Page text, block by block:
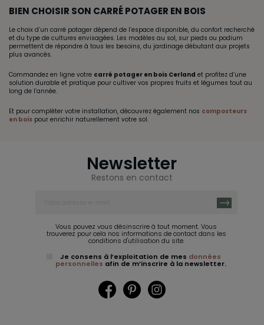
BIEN CHOISIR SON CARRÉ POTAGER EN BOIS
Le choix d’un carré potager dépend de l’espace disponible, du confort recherché
et du type de cultures envisagées. Les modèles au sol, sur pieds ou podium
permettent de répondre à tous les besoins, du jardinage débutant aux projets
plus avancés.
Commandez en ligne votre carré potager en bois Cerland et profitez d’une
solution durable et pratique pour cultiver vos propres fruits et légumes tout au
long de l’année.
Et pour compléter votre installation, découvrez également nos composteurs
en bois pour enrichir naturellement votre sol.
Newsletter
Restons en contact
Vous pouvez vous désinscrire à tout moment. Vous
trouverez pour cela nos informations de contact dans les
conditions d'utilisation du site.
Je consens à l’exploitation de mes données
personnelles afin de m’inscrire à la newsletter.
FacebookPinterest